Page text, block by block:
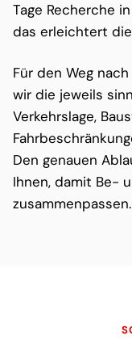
Tage Recherche
das erleichtert
Für den Weg
wir die jeweils
Verkehrslage,
Den genauen
Ihnen, damit Be-
zusammenpassen.